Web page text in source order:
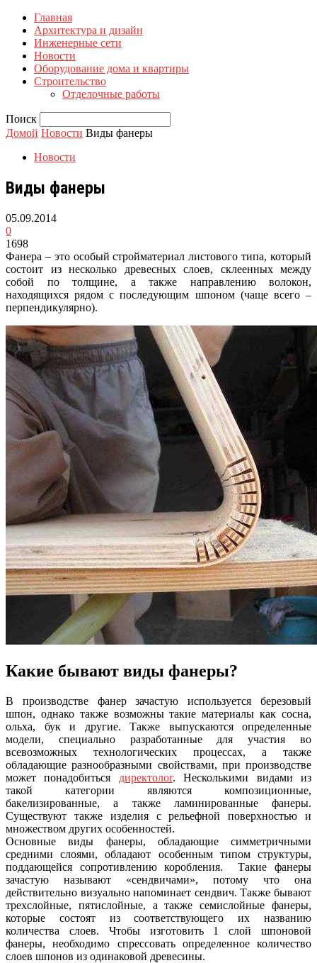
Главная
Архитектура и дизайн
Инженерные сети
Новости
Оборудование дома и квартиры
Строительство
Отделочные работы
Поиск
Домой Новости Виды фанеры
Новости
Виды фанеры
05.09.2014
0
1698
Фанера – это особый стройматериал листового типа, который
состоит из несколько древесных слоев, склеенных между
собой по толщине, а также направлению волокон,
находящихся рядом с последующим шпоном (чаще всего –
перпендикулярно).
Какие бывают виды фанеры?
В производстве фанер зачастую используется березовый
шпон, однако также возможны такие материалы как сосна,
ольха, бук и другие. Также выпускаются определенные
модели, специально разработанные для участия во
всевозможных технологических процессах, а также
обладающие разнообразными свойствами, при производстве
может понадобиться директолог. Несколькими видами из
такой категории являются композиционные,
бакелизированные, а также ламинированные фанеры.
Существуют также изделия с рельефной поверхностью и
множеством других особенностей.
Основные виды фанеры, обладающие симметричными
средними слоями, обладают особенным типом структуры,
поддающейся сопротивлению коробления. Такие фанеры
зачастую называют «сендвичами», потому что она
действительно визуально напоминает сендвич. Также бывают
трехслойные, пятислойные, а также семислойные фанеры,
которые состоят из соответствующего их названию
количества слоев. Чтобы изготовить 1 слой шпоновой
фанеры, необходимо спрессовать определенное количество
слоев шпонов из одинаковой древесины.